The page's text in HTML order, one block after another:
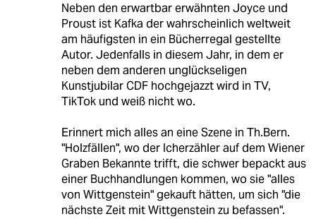
Neben den erwartbar erwähnten Joyce und
Proust ist Kafka der wahrscheinlich weltweit
am häufigsten in ein Bücherregal gestellte
Autor. Jedenfalls in diesem Jahr, in dem er
neben dem anderen unglückseligen
Kunstjubilar CDF hochgejazzt wird in TV,
TikTok und weiß nicht wo.
Erinnert mich alles an eine Szene in Th.Bern.
"Holzfällen", wo der Icherzähler auf dem Wiener
Graben Bekannte trifft, die schwer bepackt aus
einer Buchhandlungen kommen, wo sie "alles
von Wittgenstein" gekauft hätten, um sich "die
nächste Zeit mit Wittgenstein zu befassen".